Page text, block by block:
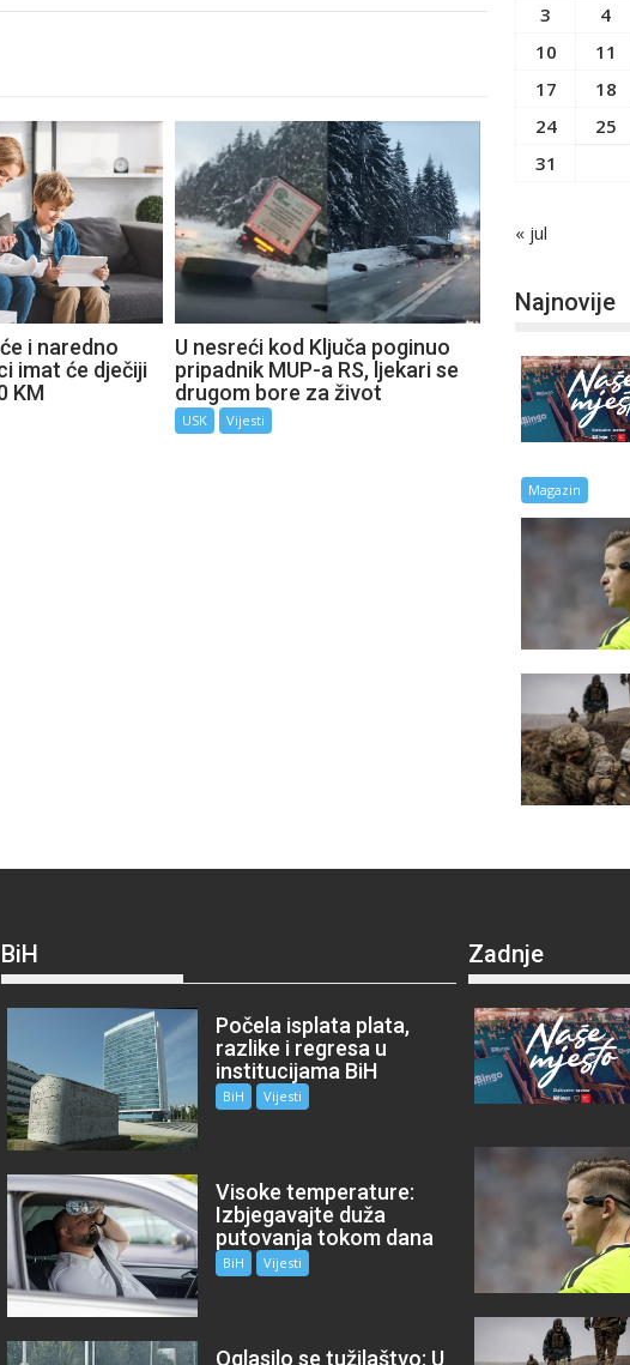
i naredno
imat će dječiji
KM
U nesreći kod Ključa poginuo
pripadnik MUP-a RS, ljekari se
drugom bore za život
USK Vijesti
3
4
10
11
17
18
24
25
31
« jul
Najnovije
Magazin
BiH
Počela isplata plata,
razlike i regresa u
institucijama BiH
BiH Vijesti
Visoke temperature:
Izbjegavajte duža
putovanja tokom dana
BiH Vijesti
Oglasilo se tužilaštvo: U
Zadnje